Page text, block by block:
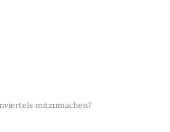
mitzumachen?